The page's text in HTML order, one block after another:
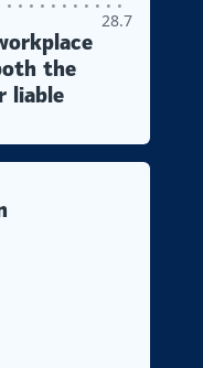
28.7
the
liable